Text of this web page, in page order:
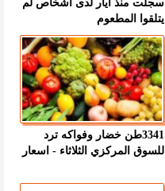
سجلت منذ أيار لدى أشخاص لم
يتلقوا المطعوم
3341طن خضار وفواكه ترد
للسوق المركزي الثلاثاء - اسعار